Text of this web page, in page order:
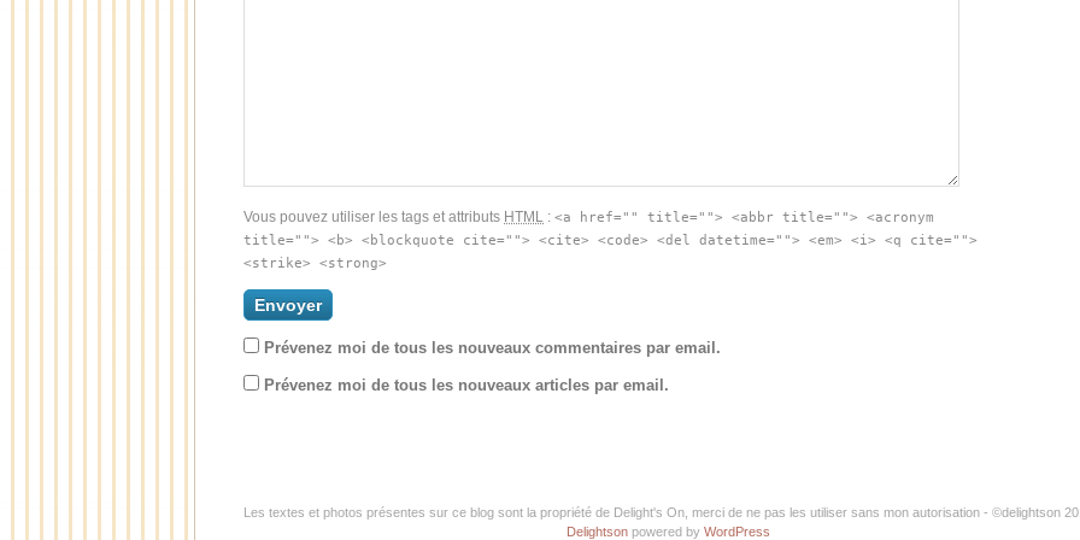
Vous pouvez utiliser les tags et attributs HTML : <a href="" title=""> <abbr title=""> <acronym
title=""> <b> <blockquote cite=""> <cite> <code> <del datetime=""> <em> <i> <q cite="">
<strike> <strong>
Prévenez moi de tous les nouveaux commentaires par email.
Prévenez moi de tous les nouveaux articles par email.
Les textes et photos présentes sur ce blog sont la propriété de Delight's On, merci de ne pas les utiliser sans mon autorisation - ©delightson
Delightson powered by WordPress